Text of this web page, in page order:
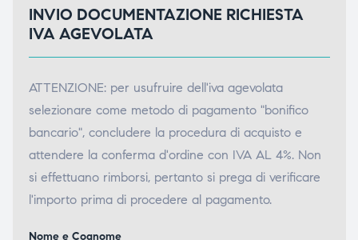
INVIO DOCUMENTAZIONE RICHIESTA
IVA AGEVOLATA
ATTENZIONE: per usufruire dell'iva agevolata
selezionare come metodo di pagamento "bonifico
bancario", concludere la procedura di acquisto e
attendere la conferma d'ordine con IVA AL 4%. Non
si effettuano rimborsi, pertanto si prega di verificare
l'importo prima di procedere al pagamento.
Nome e Cognome